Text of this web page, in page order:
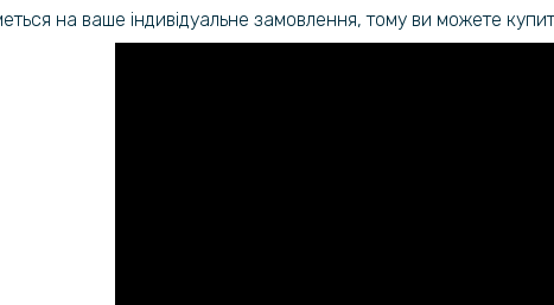
на ваше індивідуальне замовлення, тому ви можете